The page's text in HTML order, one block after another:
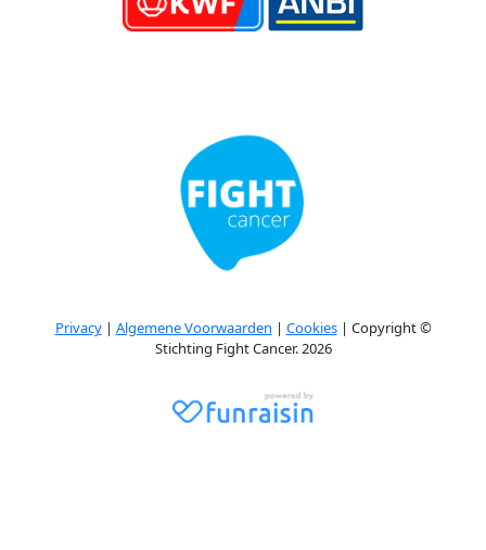
Privacy| Algemene Voorwaarden | Cookies| Copyright ©
Stichting Fight Cancer. 2026